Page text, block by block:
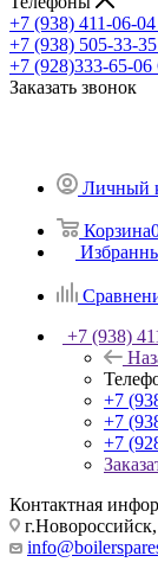
+7 (938) 411-06-04
+7 (938) 505-33-35
+7 (928)333-65-06
Заказать звонок
Личный
Корзина
+7 (938)
+7
+7
+7
Контактная